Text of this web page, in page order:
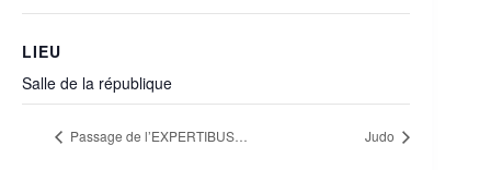
LIEU
Salle de la république
Passage de l’EXPERTIBUS… Judo